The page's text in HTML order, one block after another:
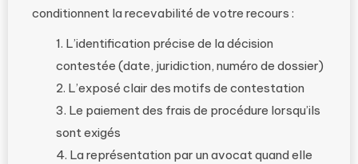
conditionnent la recevabilité de votre recours :
L’identification précise de la décision
contestée (date, juridiction, numéro de dossier)
L’exposé clair des motifs de contestation
Le paiement des frais de procédure lorsqu’ils
sont exigés
La représentation par un avocat quand elle